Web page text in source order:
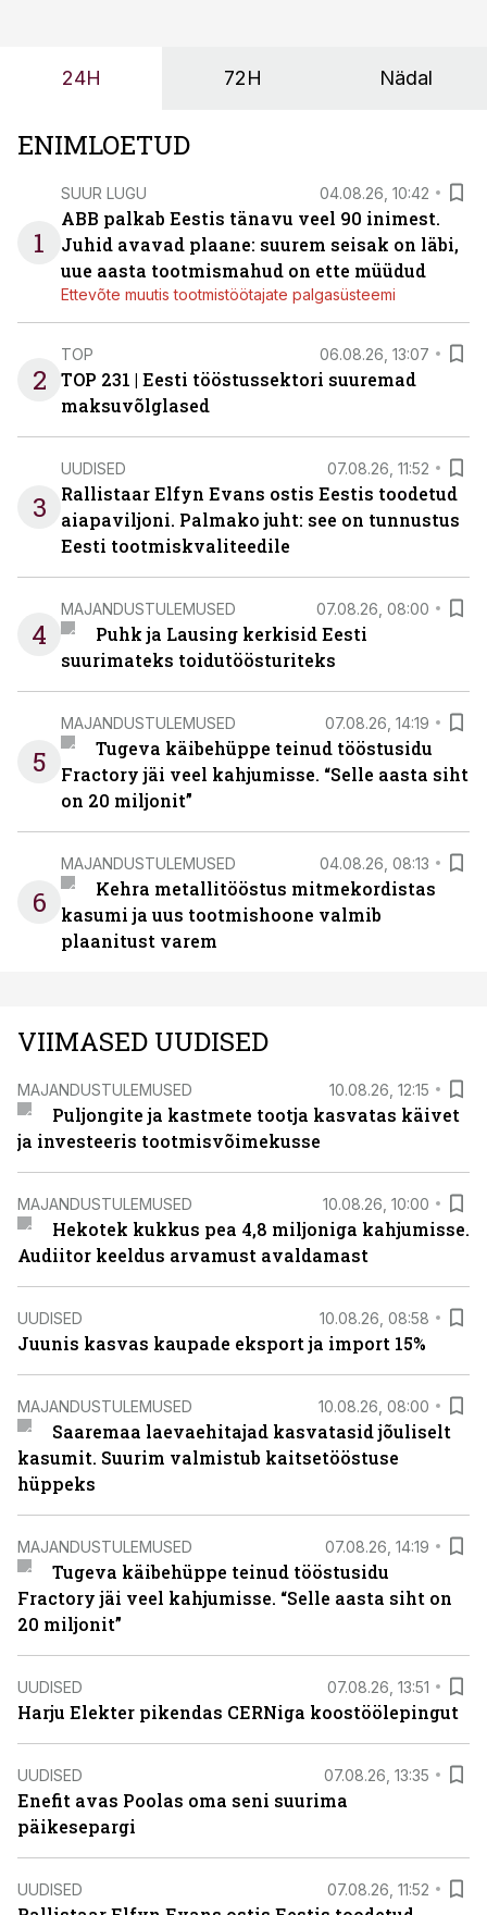
24H 72H Nädal
ENIMLOETUD
1
SUUR LUGU 04.08.26, 10:42
ABB palkab Eestis tänavu veel 90 inimest.
Juhid avavad plaane: suurem seisak on läbi,
uue aasta tootmismahud on ette müüdud
Ettevõte muutis tootmistöötajate palgasüsteemi
2
TOP 06.08.26, 13:07
TOP 231 | Eesti tööstussektori suuremad
maksuvõlglased
3
UUDISED 07.08.26, 11:52
Rallistaar Elfyn Evans ostis Eestis toodetud
aiapaviljoni. Palmako juht: see on tunnustus
Eesti tootmiskvaliteedile
4
MAJANDUSTULEMUSED 07.08.26, 08:00
Puhk ja Lausing kerkisid Eesti
suurimateks toidutöösturiteks
5
MAJANDUSTULEMUSED 07.08.26, 14:19
Tugeva käibehüppe teinud tööstusidu
Fractory jäi veel kahjumisse. “Selle aasta siht
on 20 miljonit”
6
MAJANDUSTULEMUSED 04.08.26, 08:13
Kehra metallitööstus mitmekordistas
kasumi ja uus tootmishoone valmib
plaanitust varem
VIIMASED UUDISED
MAJANDUSTULEMUSED 10.08.26, 12:15
Puljongite ja kastmete tootja kasvatas käivet
ja investeeris tootmisvõimekusse
MAJANDUSTULEMUSED 10.08.26, 10:00
Hekotek kukkus pea 4,8 miljoniga kahjumisse.
Audiitor keeldus arvamust avaldamast
UUDISED 10.08.26, 08:58
Juunis kasvas kaupade eksport ja import 15%
MAJANDUSTULEMUSED 10.08.26, 08:00
Saaremaa laevaehitajad kasvatasid jõuliselt
kasumit. Suurim valmistub kaitsetööstuse
hüppeks
MAJANDUSTULEMUSED 07.08.26, 14:19
Tugeva käibehüppe teinud tööstusidu
Fractory jäi veel kahjumisse. “Selle aasta siht on
20 miljonit”
UUDISED 07.08.26, 13:51
Harju Elekter pikendas CERNiga koostöölepingut
UUDISED 07.08.26, 13:35
Enefit avas Poolas oma seni suurima
päikesepargi
UUDISED 07.08.26, 11:52